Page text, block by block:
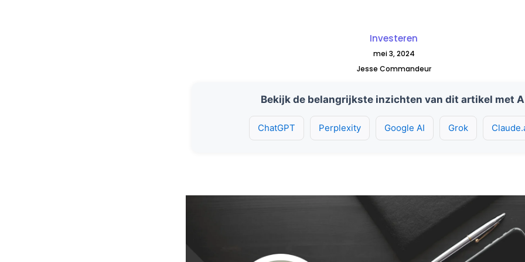
Investeren
mei 3, 2024
Jesse Commandeur
Bekijk de belangrijkste inzichten van dit artikel met
ChatGPT Perplexity Google AI Grok